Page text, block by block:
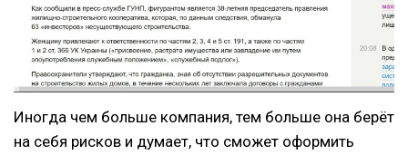
Иногда чем больше компания, тем больше она берёт
на себя рисков и думает, что сможет оформить